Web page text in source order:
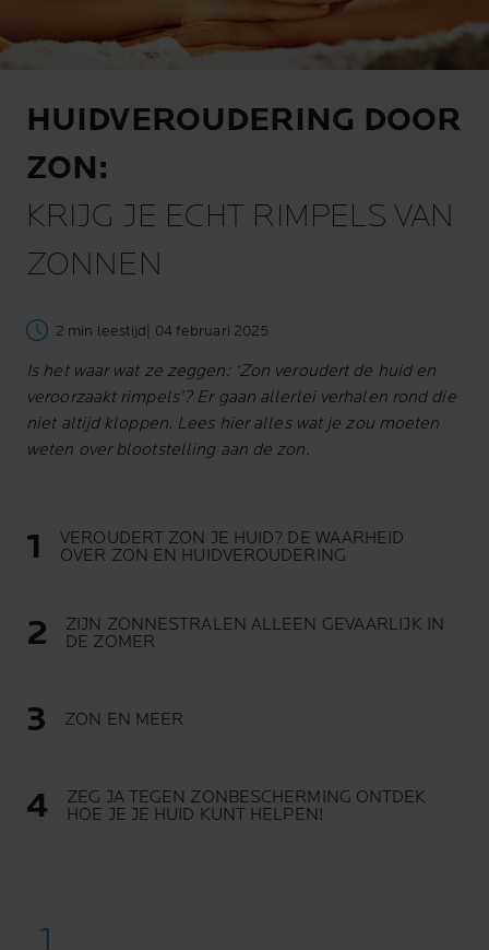
HUIDVEROUDERING DOOR
ZON:
KRIJG JE ECHT RIMPELS VAN
ZONNEN
2 min leestijd | 04 februari 2025
Is het waar wat ze zeggen: ‘Zon veroudert de huid en
veroorzaakt rimpels’? Er gaan allerlei verhalen rond die
niet altijd kloppen. Lees hier alles wat je zou moeten
weten over blootstelling aan de zon.
VEROUDERT ZON JE HUID? DE WAARHEID
OVER ZON EN HUIDVEROUDERING
ZIJN ZONNESTRALEN ALLEEN GEVAARLIJK IN
DE ZOMER
ZON EN MEER
ZEG JA TEGEN ZONBESCHERMING ONTDEK
HOE JE JE HUID KUNT HELPEN!